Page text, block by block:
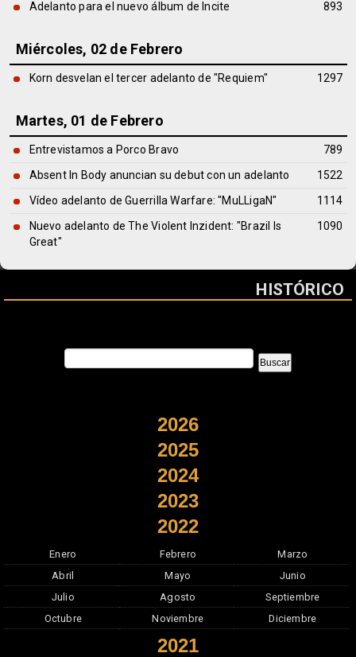
Adelanto para el nuevo álbum de Incite
893
Miércoles, 02 de Febrero
Korn desvelan el tercer adelanto de "Requiem" 1297
Martes, 01 de Febrero
Entrevistamos a Porco Bravo
789
Absent In Body anuncian su debut con un adelanto
1522
Vídeo adelanto de Guerrilla Warfare: "MuLLigaN"
1114
Nuevo adelanto de The Violent Inzident: "Brazil Is
Great"
1090
HISTÓRICO
2026
2025
2024
2023
2022
Enero Febrero
Marzo
Abril
Mayo
Junio
Julio
Agosto
Septiembre
Octubre
Noviembre Diciembre
2021